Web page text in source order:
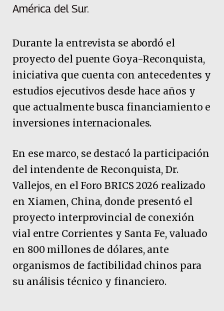
América del Sur.
Durante la entrevista se abordó el
proyecto del puente Goya-Reconquista,
iniciativa que cuenta con antecedentes y
estudios ejecutivos desde hace años y
que actualmente busca financiamiento e
inversiones internacionales.
En ese marco, se destacó la participación
del intendente de Reconquista, Dr.
Vallejos, en el Foro BRICS 2026 realizado
en Xiamen, China, donde presentó el
proyecto interprovincial de conexión
vial entre Corrientes y Santa Fe, valuado
en 800 millones de dólares, ante
organismos de factibilidad chinos para
su análisis técnico y financiero.